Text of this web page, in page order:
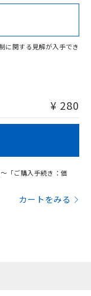
に関する見解が入手でき
¥ 280
「ご購入手続き：価
カートをみる
テル類４
から備考
い限